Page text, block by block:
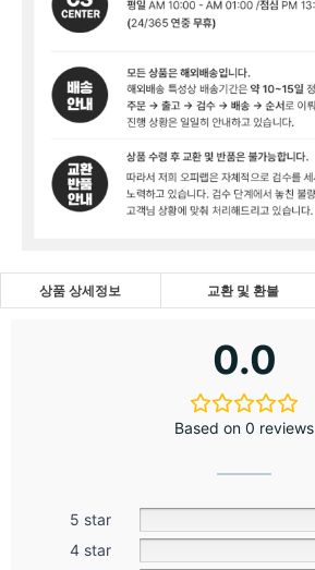
상품 상세정보 교환 및 환불
0.0
Based on 0 reviews
5 star
4 star